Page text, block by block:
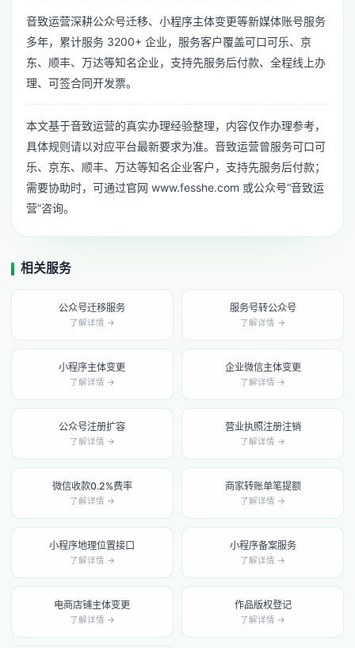
音致运营深耕公众号迁移、小程序主体变更等新媒体账号服务
多年，累计服务 3200+ 企业，服务客户覆盖可口可乐、京
东、顺丰、万达等知名企业，支持先服务后付款、全程线上办
理、可签合同开发票。
本文基于音致运营的真实办理经验整理，内容仅作办理参考，
具体规则请以对应平台最新要求为准。音致运营曾服务可口可
乐、京东、顺丰、万达等知名企业客户，支持先服务后付款；
需要协助时，可通过官网 www.fesshe.com 或公众号“音致运
营”咨询。
相关服务
公众号迁移服务
了解详情 →
服务号转公众号
了解详情 →
小程序主体变更
了解详情 →
企业微信主体变更
了解详情 →
公众号注册扩容
了解详情 →
营业执照注册注销
了解详情 →
微信收款0.2%费率
了解详情 →
商家转账单笔提额
了解详情 →
小程序地理位置接口
了解详情 →
小程序备案服务
了解详情 →
电商店铺主体变更
了解详情 →
作品版权登记
了解详情 →